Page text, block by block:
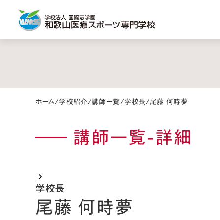
ホーム/学校紹介/講師一覧/学校長/尾藤 何時夢
講師一覧-詳細
keyboard_arrow_right
学校長
尾藤 何時夢